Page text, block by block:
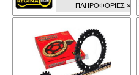
ΠΛΗΡΟΦΟΡΙΕΣ »